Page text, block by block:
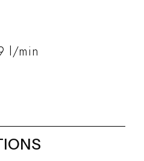
l/min